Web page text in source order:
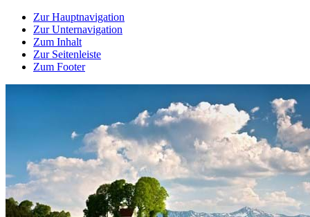
Zur Hauptnavigation
Zur Unternavigation
Zum Inhalt
Zur Seitenleiste
Zum Footer